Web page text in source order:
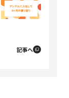
記事へ